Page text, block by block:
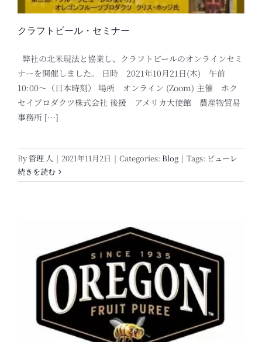
クラフトビール・セミナー
弊社の北米現法と協業し、クラフトビールのオンラインセミ
ナーを開催しました。 日時 2021年10月21日(木) 午前
10:00～（日本時刻） 場所 オンライン (Zoom) 主催 ホク
セイプロダクツ株式会社 後援 アメリカ大使館 農産物貿易
事務所 […]
By管理 人 | 2021年11月2日 | Categories: Blog | Tags: ピューレ
続きを読む